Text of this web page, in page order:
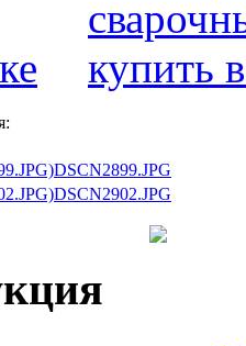
DSCN2899.JPG
DSCN2902.JPG